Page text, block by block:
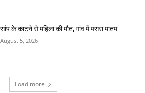
सांप के काटने से महिला की मौत, गांव में पसरा मातम
August 5, 2026
Load more